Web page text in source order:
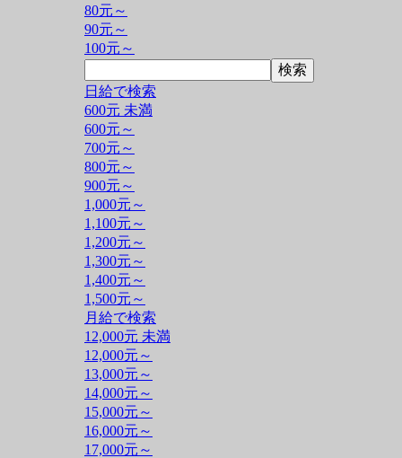
80元～
90元～
100元～
日給で検索
600元 未満
600元～
700元～
800元～
900元～
1,000元～
1,100元～
1,200元～
1,300元～
1,400元～
1,500元～
月給で検索
12,000元 未満
12,000元～
13,000元～
14,000元～
15,000元～
16,000元～
17,000元～